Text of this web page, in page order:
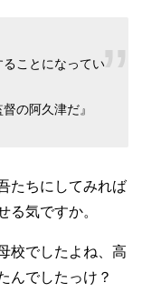
ることになってい
の阿久津だ』
たちにしてみれば
る気ですか。
校でしたよね、高
んでしたっけ？